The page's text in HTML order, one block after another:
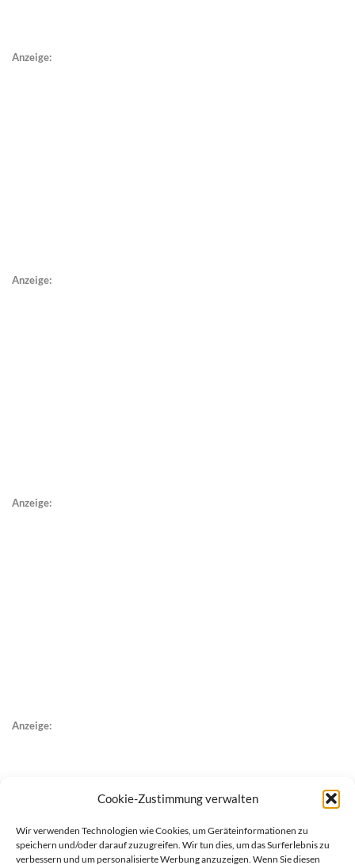
Cookie-Zustimmung verwalten
Wir verwenden Technologien wie Cookies, um Geräteinformationen zu
speichern und/oder darauf zuzugreifen. Wir tun dies, um das Surferlebnis zu
verbessern und um personalisierte Werbung anzuzeigen. Wenn Sie diesen
Anzeige:
Anzeige:
Anzeige:
Anzeige: